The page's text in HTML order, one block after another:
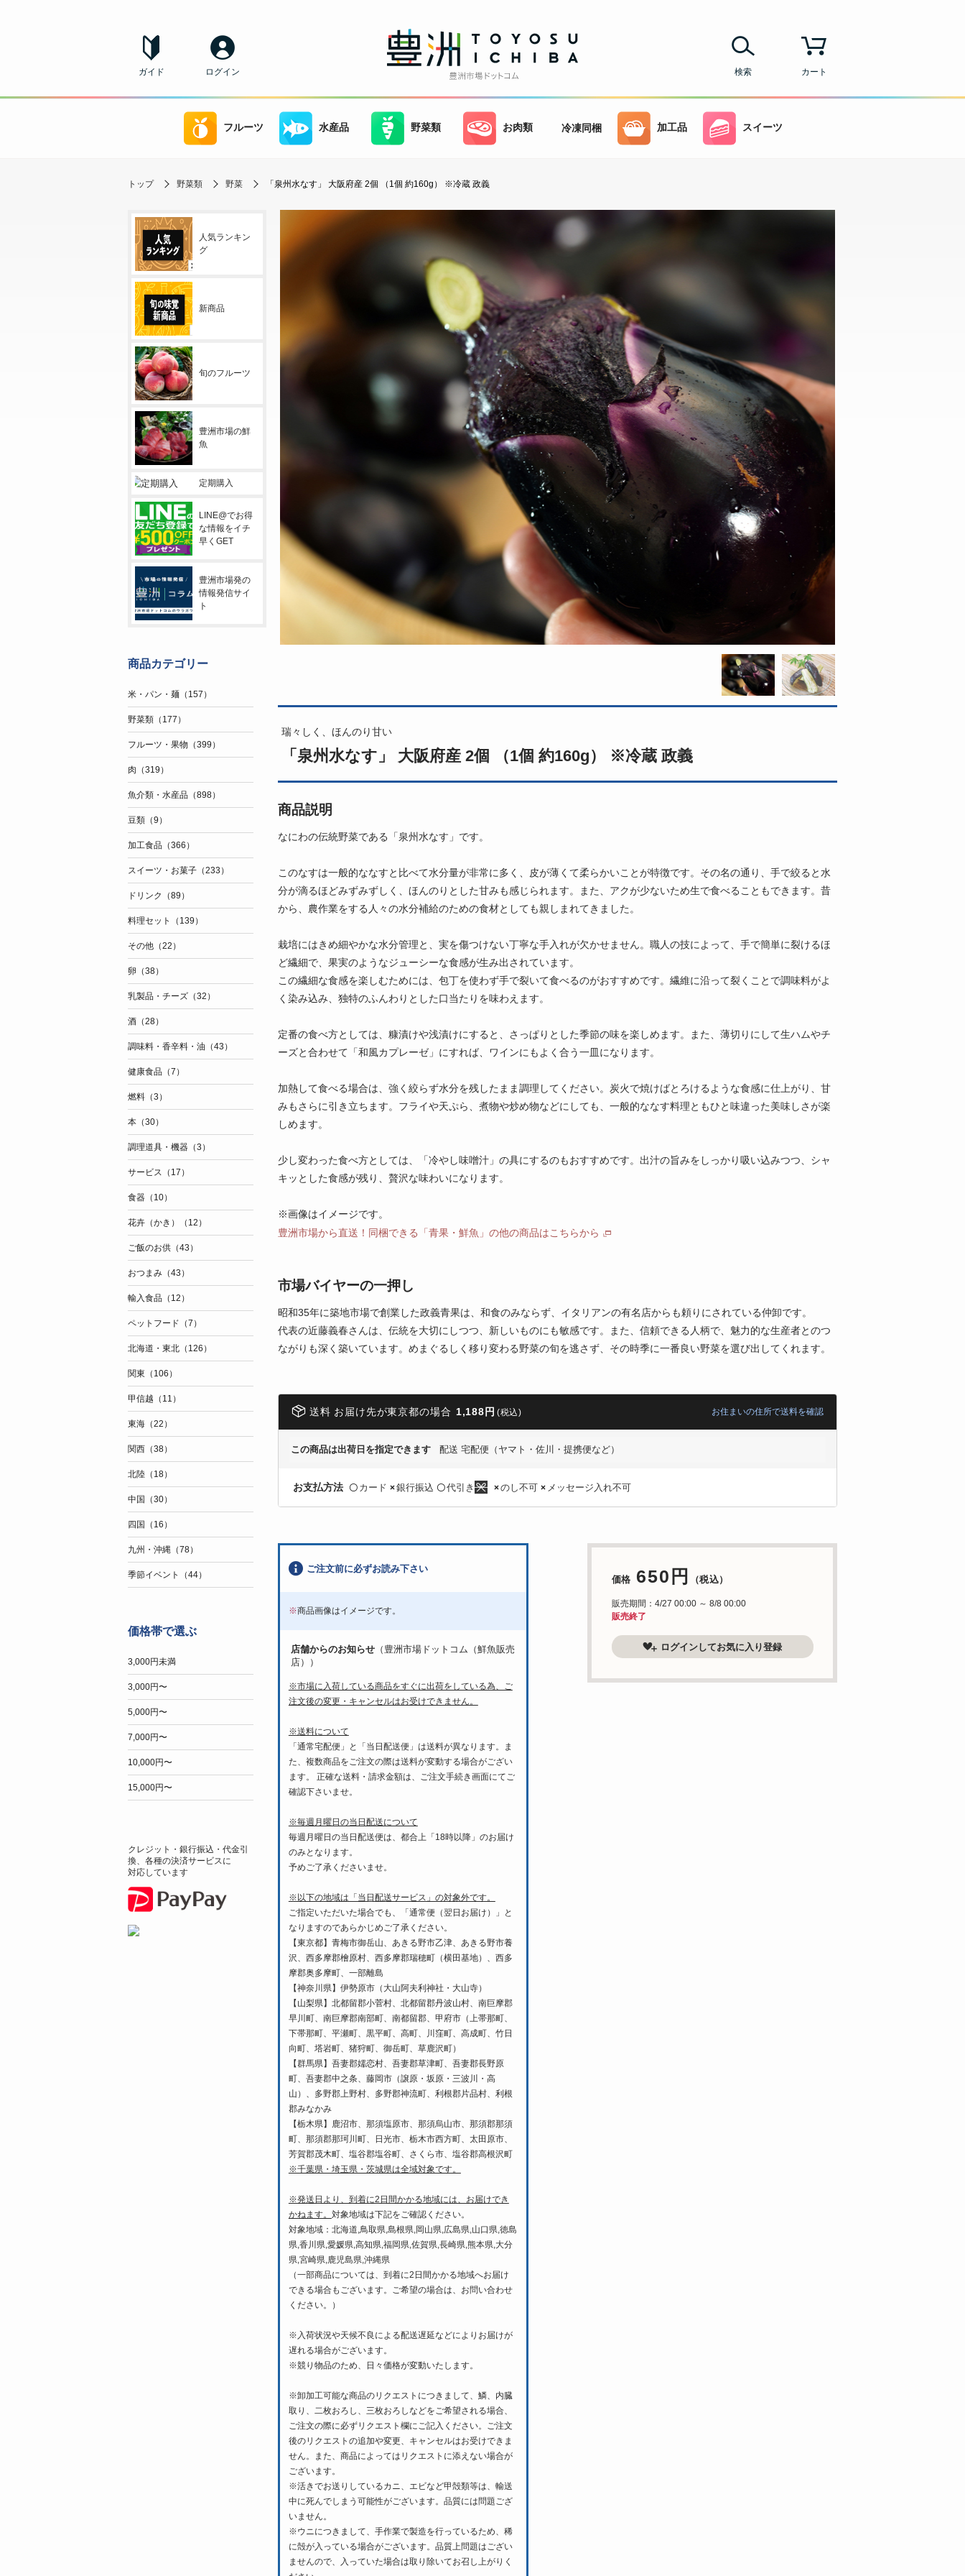
ガイド ログイン カート
検索
フルーツ 水産品 野菜類 お肉類 冷凍同梱 加工品 スイーツ
トップ 野菜類 野菜 「泉州水なす」 大阪府産 2個 （1個 約160g） ※冷蔵 政義
瑞々しく、ほんのり甘い
「泉州水なす」 大阪府産 2個 （1個 約160g） ※冷蔵 政義
商品説明
なにわの伝統野菜である「泉州水なす」です。
このなすは一般的ななすと比べて水分量が非常に多く、皮が薄くて柔らかいことが特徴です。その名の通り、手で絞ると水
分が滴るほどみずみずしく、ほんのりとした甘みも感じられます。また、アクが少ないため生で食べることもできます。昔
から、農作業をする人々の水分補給のための食材としても親しまれてきました。
栽培にはきめ細やかな水分管理と、実を傷つけない丁寧な手入れが欠かせません。職人の技によって、手で簡単に裂けるほ
ど繊細で、果実のようなジューシーな食感が生み出されています。
この繊細な食感を楽しむためには、包丁を使わず手で裂いて食べるのがおすすめです。繊維に沿って裂くことで調味料がよ
く染み込み、独特のふんわりとした口当たりを味わえます。
定番の食べ方としては、糠漬けや浅漬けにすると、さっぱりとした季節の味を楽しめます。また、薄切りにして生ハムやチ
ーズと合わせて「和風カプレーゼ」にすれば、ワインにもよく合う一皿になります。
加熱して食べる場合は、強く絞らず水分を残したまま調理してください。炭火で焼けばとろけるような食感に仕上がり、甘
みもさらに引き立ちます。フライや天ぷら、煮物や炒め物などにしても、一般的ななす料理ともひと味違った美味しさが楽
しめます。
少し変わった食べ方としては、「冷やし味噌汁」の具にするのもおすすめです。出汁の旨みをしっかり吸い込みつつ、シャ
キッとした食感が残り、贅沢な味わいになります。
※画像はイメージです。
豊洲市場から直送！同梱できる「青果・鮮魚」の他の商品はこちらから
市場バイヤーの一押し
昭和35年に築地市場で創業した政義青果は、和食のみならず、イタリアンの有名店からも頼りにされている仲卸です。
代表の近藤義春さんは、伝統を大切にしつつ、新しいものにも敏感です。また、信頼できる人柄で、魅力的な生産者とのつ
ながりも深く築いています。めまぐるしく移り変わる野菜の旬を逃さず、その時季に一番良い野菜を選び出してくれます。
送料 お届け先が東京都の場合 1,188円 (税込) お住まいの住所で送料を確認
この商品は出荷日を指定できます 配送 宅配便（ヤマト・佐川・提携便など）
お支払方法 〇 カード ×銀行振込 〇代引き ×のし不可 × メッセージ入れ不可
価格 650円 （税込）
販売期間：4/27 00:00 ～ 8/8 00:00
販売終了
ログインしてお気に入り登録
ご注文前に必ずお読み下さい
※商品画像はイメージです。
店舗からのお知らせ（豊洲市場ドットコム（鮮魚販売
店））
※市場に入荷している商品をすぐに出荷をしている為、ご
注文後の変更・キャンセルはお受けできません。
※送料について
「通常宅配便」と「当日配送便」は送料が異なります。ま
た、複数商品をご注文の際は送料が変動する場合がござい
ます。 正確な送料・請求金額は、ご注文手続き画面にてご
確認下さいませ。
※毎週月曜日の当日配送について
毎週月曜日の当日配送便は、都合上「18時以降」のお届け
のみとなります。
予めご了承くださいませ。
※以下の地域は「当日配送サービス」の対象外です。
ご指定いただいた場合でも、「通常便（翌日お届け）」と
なりますのであらかじめご了承ください。
【東京都】青梅市御岳山、あきる野市乙津、あきる野市養
沢、西多摩郡檜原村、西多摩郡瑞穂町（横田基地）、西多
摩郡奥多摩町、一部離島
【神奈川県】伊勢原市（大山阿夫利神社・大山寺）
【山梨県】北都留郡小菅村、北都留郡丹波山村、南巨摩郡
早川町、南巨摩郡南部町、南都留郡、甲府市（上帯那町、
下帯那町、平瀬町、黒平町、高町、川窪町、高成町、竹日
向町、塔岩町、猪狩町、御岳町、草鹿沢町）
【群馬県】吾妻郡嬬恋村、吾妻郡草津町、吾妻郡長野原
町、吾妻郡中之条、藤岡市（譲原・坂原・三波川・高
山）、多野郡上野村、多野郡神流町、利根郡片品村、利根
郡みなかみ
【栃木県】鹿沼市、那須塩原市、那須烏山市、那須郡那須
町、那須郡那珂川町、日光市、栃木市西方町、太田原市、
芳賀郡茂木町、塩谷郡塩谷町、さくら市、塩谷郡高根沢町
※千葉県・埼玉県・茨城県は全域対象です。
※発送日より、到着に2日間かかる地域には、お届けでき
かねます。 対象地域は下記をご確認ください。
対象地域：北海道,鳥取県,島根県,岡山県,広島県,山口県,徳島
県,香川県,愛媛県,高知県,福岡県,佐賀県,長崎県,熊本県,大分
県,宮崎県,鹿児島県,沖縄県
（一部商品については、到着に2日間かかる地域へお届け
できる場合もございます。ご希望の場合は、お問い合わせ
ください。）
※入荷状況や天候不良による配送遅延などによりお届けが
遅れる場合がございます。
※競り物品のため、日々価格が変動いたします。
※卸加工可能な商品のリクエストにつきまして、鱗、内臓
取り、二枚おろし、三枚おろしなどをご希望される場合、
ご注文の際に必ずリクエスト欄にご記入ください。ご注文
後のリクエストの追加や変更、キャンセルはお受けできま
せん。また、商品によってはリクエストに添えない場合が
ございます。
※活きでお送りしているカニ、エビなど甲殻類等は、輸送
中に死んでしまう可能性がございます。品質には問題ござ
いません。
※ウニにつきまして、手作業で製造を行っているため、稀
に殻が入っている場合がございます。品質上問題はござい
ませんので、入っていた場合は取り除いてお召し上がりく
人気ランキン
グ
新商品
旬のフルーツ
豊洲市場の鮮
魚
定期購入
LINE@でお得
な情報をイチ
早くGET
豊洲市場発の
情報発信サイ
ト
商品カテゴリー
米・パン・麺（157）
野菜類（177）
フルーツ・果物（399）
肉（319）
魚介類・水産品（898）
豆類（9）
加工食品（366）
スイーツ・お菓子（233）
ドリンク（89）
料理セット（139）
その他（22）
卵（38）
乳製品・チーズ（32）
酒（28）
調味料・香辛料・油（43）
健康食品（7）
燃料（3）
本（30）
調理道具・機器（3）
サービス（17）
食器（10）
花卉（かき）（12）
ご飯のお供（43）
おつまみ（43）
輸入食品（12）
ペットフード（7）
北海道・東北（126）
関東（106）
甲信越（11）
東海（22）
関西（38）
北陸（18）
中国（30）
四国（16）
九州・沖縄（78）
季節イベント（44）
価格帯で選ぶ
3,000円未満
3,000円〜
5,000円〜
7,000円〜
10,000円〜
15,000円〜
クレジット・銀行振込・代金引
換、各種の決済サービスに
対応しています